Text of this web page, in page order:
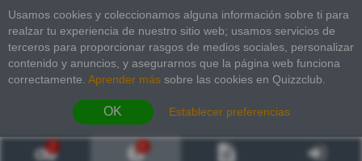
Usamos cookies y coleccionamos alguna información sobre ti para
realzar tu experiencia de nuestro sitio web; usamos servicios de
terceros para proporcionar rasgos de medios sociales, personalizar
contenido y anuncios, y asegurarnos que la página web funciona
correctamente. Aprender más sobre las cookies en Quizzclub.
OK Establecer preferencias
2